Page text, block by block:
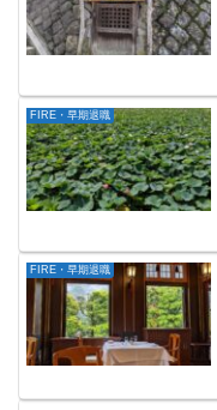
FIRE・早期退職
FIRE・早期退職